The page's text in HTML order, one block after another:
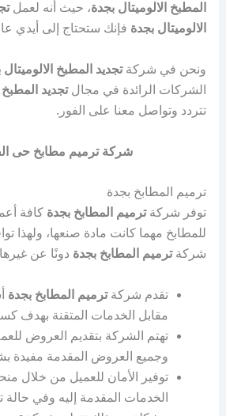
المطبخ الالوميتال بجدة، حيث أنه لعمل
الالوميتال بجدة فإنك ستحتاج إلى أيدي
ونحن في شركةتجديد المطبخ
الشركات الرائدة في مجالتجديد المطبخ
تتردد وتواصل معنا على الفور.
شركة ترميم مطابخ حى
ترميم المطابخ بجدة
توفر شركةترميم المطابخ بجدة كافة
للمطابخ مهما كانت مادة صنعها، ولهذا
شركةترميم المطابخ بجدة دونًا عن
تقدم شركةترميم المطابخ بجدة
مقابل الخدمات المتقنة بهدف
تهتم الشركة بتقديم العروض
وجميع العروض المقدمة مفيدة
توفير الأمان للعميل من خلال
الخدمات المقدمة إليه وفي